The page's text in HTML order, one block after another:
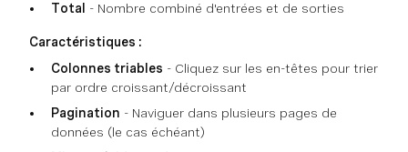
Total
- Nombre combiné d'entrées et de sorties
Caractéristiques :
Colonnes triables - Cliquez sur les en-têtes pour trier
par ordre croissant/décroissant
Pagination - Naviguer dans plusieurs pages de
données (le cas échéant)